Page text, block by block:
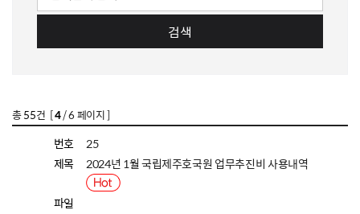
검색
총55건 [4/ 6 페이지 ]
번호
25
제목
2024년 1월 국립제주호국원 업무추진비 사용내역
파일